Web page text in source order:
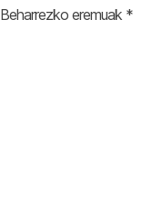
Beharrezko eremuak *